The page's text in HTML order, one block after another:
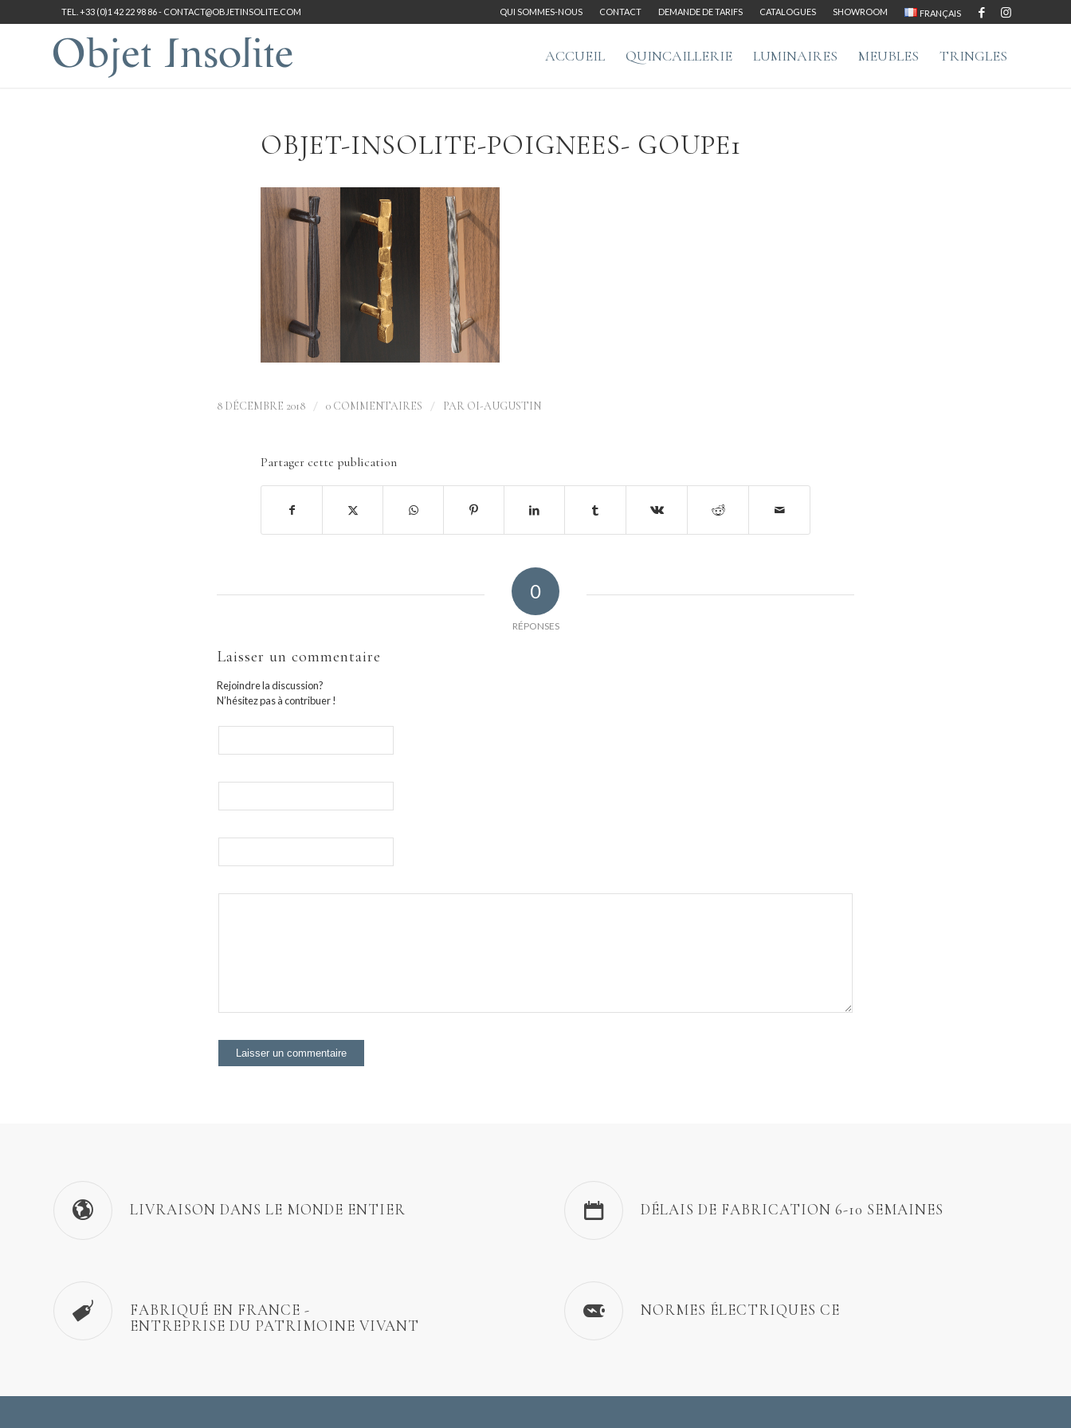
QUI SOMMES-NOUS CONTACT DEMANDE DE TARIFS CATALOGUES SHOWROOM FRANÇAIS
TEL. +33 (0)1 42 22 98 86 - CONTACT@OBJETINSOLITE.COM
ACCUEIL QUINCAILLERIE LUMINAIRES MEUBLES TRINGLES
OBJET-INSOLITE-POIGNEES- GOUPE1
8 DÉCEMBRE 2018 / 0 COMMENTAIRES / PAR OI-AUGUSTIN
Partager cette publication
0
RÉPONSES
Laisser un commentaire
Rejoindre la discussion?
N’hésitez pas à contribuer !
LIVRAISON DANS LE MONDE ENTIER DÉLAIS DE FABRICATION 6-10 SEMAINES
FABRIQUÉ EN FRANCE -
ENTREPRISE DU PATRIMOINE VIVANT
NORMES ÉLECTRIQUES CE